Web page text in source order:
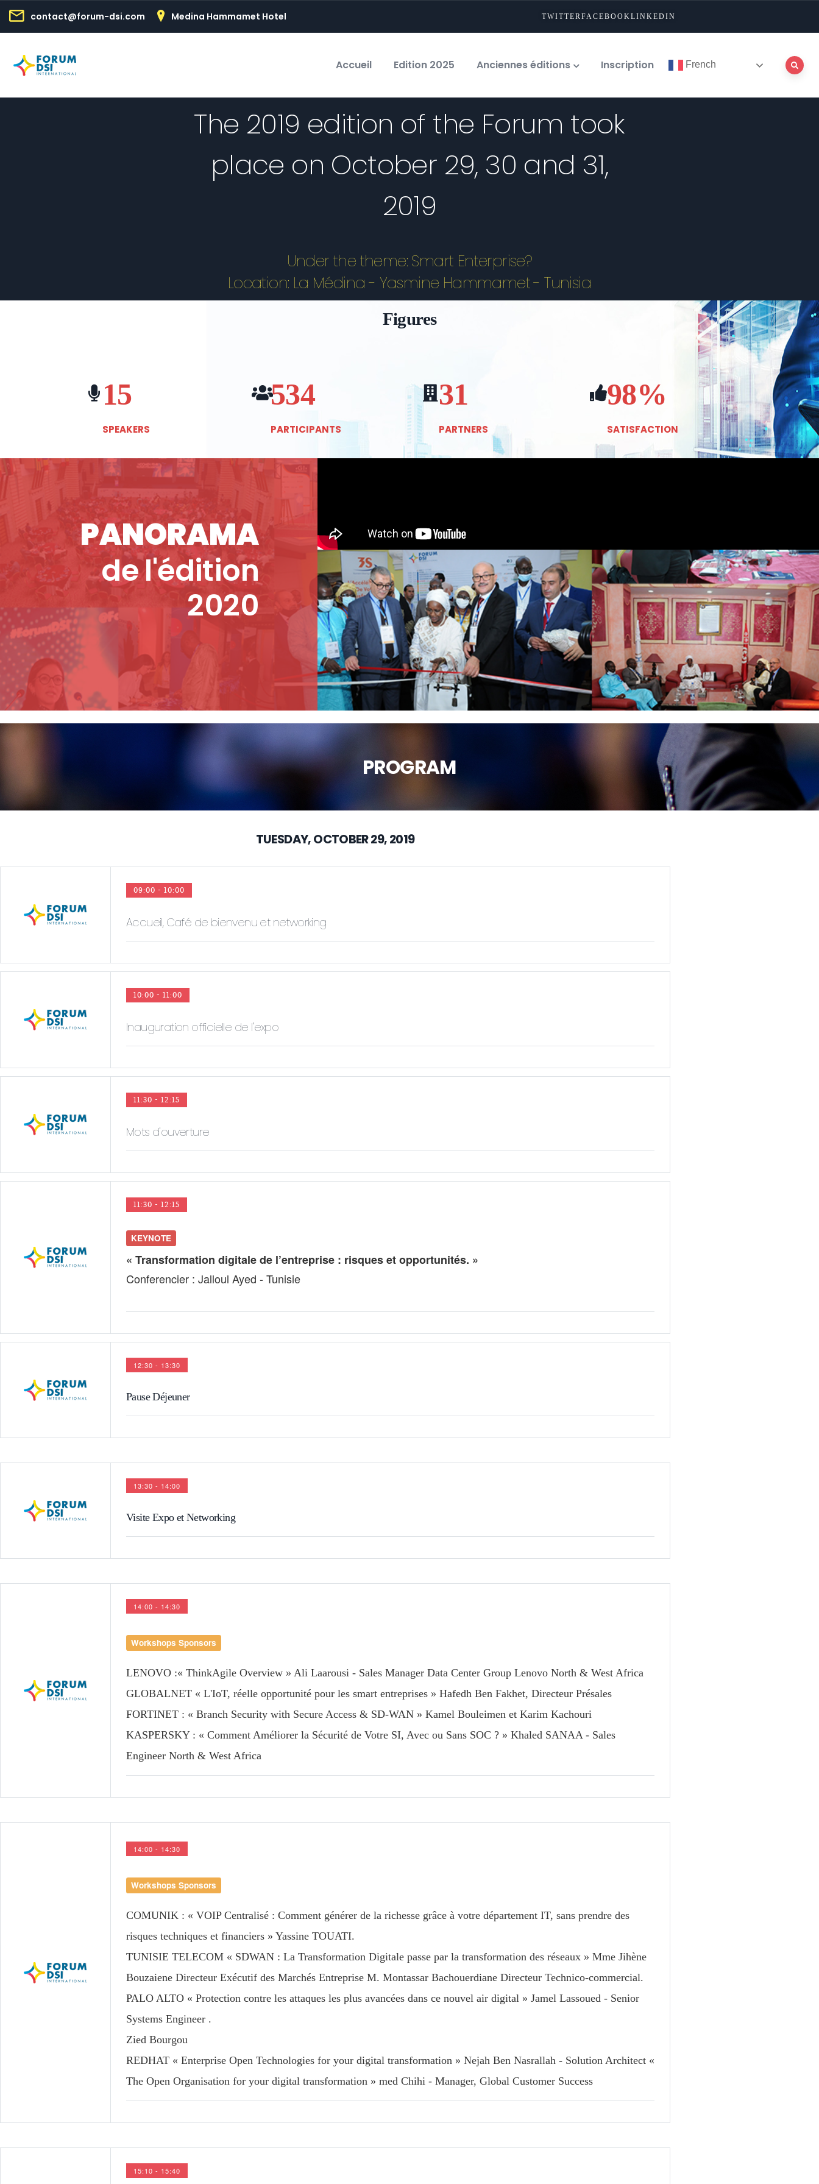
contact@forum-dsi.com Medina Hammamet Hotel TWITTERFACEBOOKLINKEDIN
French
Accueil Edition 2025 Anciennes éditions Inscription
The 2019 edition of the Forum took
place on October 29, 30 and 31,
2019
Under the theme: Smart Enterprise?
Location: La Médina - Yasmine Hammamet - Tunisia
Figures
15
SPEAKERS
534
PARTICIPANTS
31
PARTNERS
98%
SATISFACTION
PANORAMA
de l'édition
2020
PROGRAM
TUESDAY, OCTOBER 29, 2019
09:00 - 10:00
Accueil, Café de bienvenu et networking
10:00 - 11:00
Inauguration officielle de l'expo
11:30 - 12:15
Mots d'ouverture
11:30 - 12:15
KEYNOTE
« Transformation digitale de l’entreprise : risques et opportunités. »
Conferencier : Jalloul Ayed - Tunisie
12:30 - 13:30
Pause Déjeuner
13:30 - 14:00
Visite Expo et Networking
14:00 - 14:30
Workshops Sponsors
LENOVO :« ThinkAgile Overview » Ali Laarousi - Sales Manager Data Center Group Lenovo North & West Africa
GLOBALNET « L'IoT, réelle opportunité pour les smart entreprises » Hafedh Ben Fakhet, Directeur Présales
FORTINET : « Branch Security with Secure Access & SD-WAN » Kamel Bouleimen et Karim Kachouri
KASPERSKY : « Comment Améliorer la Sécurité de Votre SI, Avec ou Sans SOC ? » Khaled SANAA - Sales
Engineer North & West Africa
14:00 - 14:30
Workshops Sponsors
COMUNIK : « VOIP Centralisé : Comment générer de la richesse grâce à votre département IT, sans prendre des
risques techniques et financiers » Yassine TOUATI.
TUNISIE TELECOM « SDWAN : La Transformation Digitale passe par la transformation des réseaux » Mme Jihène
Bouzaiene Directeur Exécutif des Marchés Entreprise M. Montassar Bachouerdiane Directeur Technico-commercial.
PALO ALTO « Protection contre les attaques les plus avancées dans ce nouvel air digital » Jamel Lassoued - Senior
Systems Engineer .
Zied Bourgou
REDHAT « Enterprise Open Technologies for your digital transformation » Nejah Ben Nasrallah - Solution Architect «
The Open Organisation for your digital transformation » med Chihi - Manager, Global Customer Success
15:10 - 15:40